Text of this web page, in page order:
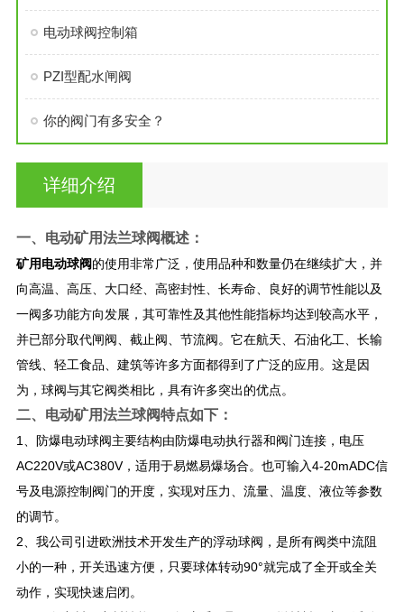
电动球阀控制箱
PZI型配水闸阀
你的阀门有多安全？
详细介绍
一、 电动矿用法兰球阀概述：
矿用电动球阀的使用非常广泛，使用品种和数量仍在继续扩大，并
向高温、高压、大口经、高密封性、长寿命、良好的调节性能以及
一阀多功能方向发展，其可靠性及其他性能指标均达到较高水平，
并已部分取代闸阀、截止阀、节流阀。它在航天、石油化工、长输
管线、轻工食品、建筑等许多方面都得到了广泛的应用。这是因
为，球阀与其它阀类相比，具有许多突出的优点。
二、 电动矿用法兰球阀特点如下：
1、防爆电动球阀主要结构由防爆电动执行器和阀门连接，电压
AC220V或AC380V，适用于易燃易爆场合。也可输入4-20mADC信
号及电源控制阀门的开度，实现对压力、流量、温度、液位等参数
的调节。
2、我公司引进欧洲技术开发生产的浮动球阀，是所有阀类中流阻
小的一种，开关迅速方便，只要球体转动90°就完成了全开或全关
动作，实现快速启闭。